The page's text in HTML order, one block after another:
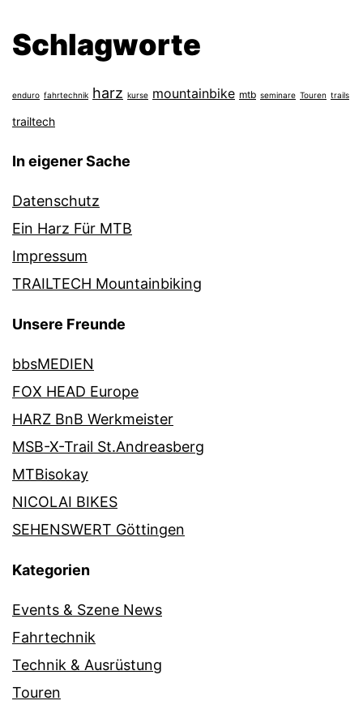
Schlagworte
enduro fahrtechnik harz kurse mountainbike mtb seminare Touren trails
trailtech
In eigener Sache
Datenschutz
Ein Harz Für MTB
Impressum
TRAILTECH Mountainbiking
Unsere Freunde
bbsMEDIEN
FOX HEAD Europe
HARZ BnB Werkmeister
MSB-X-Trail St.Andreasberg
MTBisokay
NICOLAI BIKES
SEHENSWERT Göttingen
Kategorien
Events & Szene News
Fahrtechnik
Technik & Ausrüstung
Touren